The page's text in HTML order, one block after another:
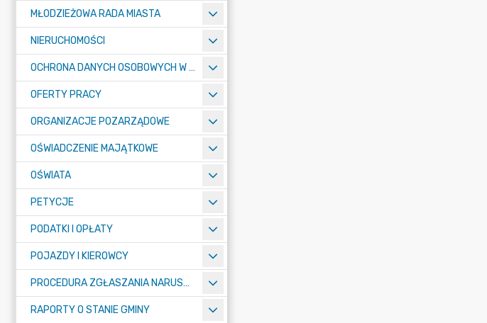
MŁODZIEŻOWA RADA MIASTA
NIERUCHOMOŚCI
OCHRONA DANYCH OSOBOWYCH W URZĘDZIE MIASTA ŻORY - RODO
OFERTY PRACY
ORGANIZACJE POZARZĄDOWE
OŚWIADCZENIE MAJĄTKOWE
OŚWIATA
PETYCJE
PODATKI I OPŁATY
POJAZDY I KIEROWCY
PROCEDURA ZGŁASZANIA NARUSZEŃ PRAWA
RAPORTY O STANIE GMINY